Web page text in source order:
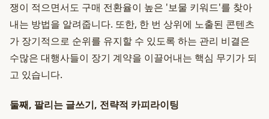
쟁이 적으면서도 구매 전환율이 높은 '보물 키워드'를 찾아
내는 방법을 알려줍니다. 또한, 한 번 상위에 노출된 콘텐츠
가 장기적으로 순위를 유지할 수 있도록 하는 관리 비결은
수많은 대행사들이 장기 계약을 이끌어내는 핵심 무기가 되
고 있습니다.
둘째, 팔리는 글쓰기, 전략적 카피라이팅